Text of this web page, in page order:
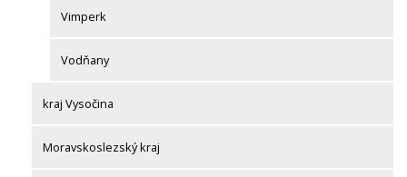
Vimperk
Vodňany
kraj Vysočina
Moravskoslezský kraj